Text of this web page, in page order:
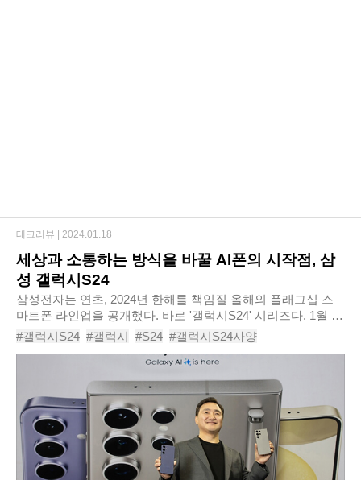
세상과 소통하는 방식을 바꿀 AI폰의 시작점, 삼
성 갤럭시S24
삼성전자는 연초, 2024년 한해를 책임질 올해의 플래그십 스
마트폰 라인업을 공개했다. 바로 '갤럭시S24' 시리즈다. 1월 17
일(현지시간) 오전 미 캘리포니아주 새너제이 SAP 센터에서
열린 '갤럭시 언팩 2024'를 통해 갤..
#갤럭시S24 #갤럭시 #S24 #갤럭시S24사양
#갤럭시S24카메라 #갤럭시S24스펙 #갤럭시S24울트라
#갤럭시S24인공지능
테크리뷰 | 2024.01.18